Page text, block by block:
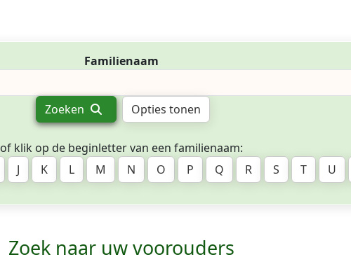
Familienaam
Zoeken Opties tonen
of klik op de beginletter van een familienaam:
J K L M N O P Q R S T U
Zoek naar uw voorouders